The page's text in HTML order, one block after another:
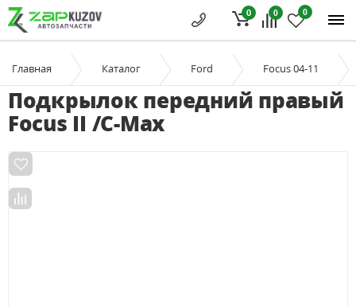
0 0
0
Главная Каталог Ford Focus 04-11
Подкрылок передний правый
Focus II /C-Max